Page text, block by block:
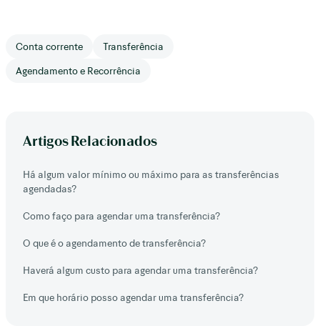
Conta corrente
Transferência
Agendamento e Recorrência
Artigos Relacionados
Há algum valor mínimo ou máximo para as transferências
agendadas?
Como faço para agendar uma transferência?
O que é o agendamento de transferência?
Haverá algum custo para agendar uma transferência?
Em que horário posso agendar uma transferência?